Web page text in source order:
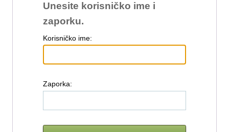
Unesite korisničko ime i
zaporku.
Korisničko ime:
Zaporka: